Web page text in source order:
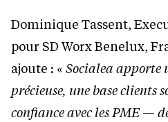
Dominique Tassent,
pour SD Worx Benelux,
ajoute : « Socialea apporte
précieuse, une base clients
confiance avec les PME —